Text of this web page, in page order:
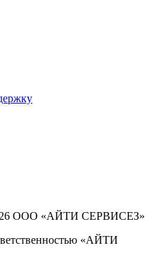
ООО «АЙТИ СЕРВИСЕЗ»
«АЙТИ